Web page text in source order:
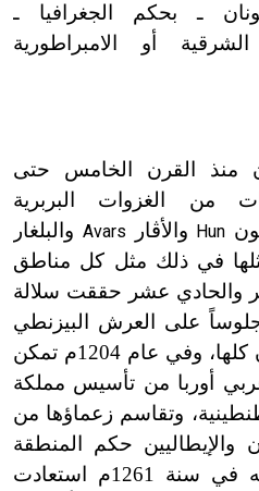
ـ بحكم الجغرافيا ـ
الشرقية أو الامبراطورية
منذ القرن الخامس حتى
من الغزوات البربرية
Hun والأڤار Avars والبلغار
في ذلك مثل كل مناطق
والحادي عشر حققت سلالة
على العرش البيزنطي
وسيطرت على بلاد اليونان كلها، وفي عام 1204م تمكن
أوربا من تأسيس مملكة
وتقاسم زعماؤها من
والإيطاليين حكم المنطقة
بما فيها بلاد اليونان، لكنه في سنة 1261م استعادت